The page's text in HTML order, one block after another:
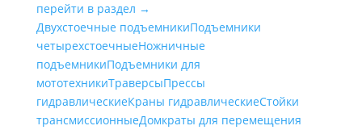
перейти в раздел →
Двухстоечные подъемникиПодъемники
четырехстоечныеНожничные
подъемникиПодъемники для
мототехникиТраверсыПрессы
гидравлическиеКраны гидравлическиеСтойки
трансмиссионныеДомкраты для перемещения